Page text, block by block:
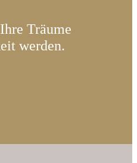
Träume
werden.